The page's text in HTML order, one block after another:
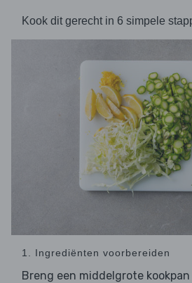
Kook dit gerecht in 6 simpele
1. Ingrediënten voorbereiden
Breng een middelgrote